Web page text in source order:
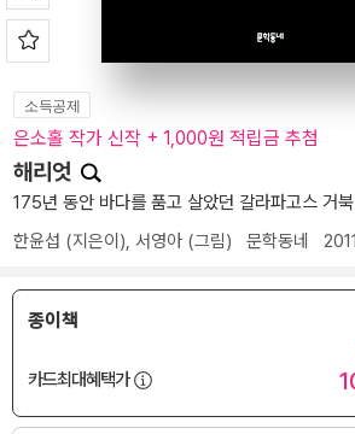
소득공제
은소홀 작가 신작 + 1,000원 적립금 추첨
해리엇
175년 동안 바다를 품고 살았던 갈라파고스 거북
한윤섭 (지은이), 서영아 (그림) 문학동네
종이책
카드최대혜택가